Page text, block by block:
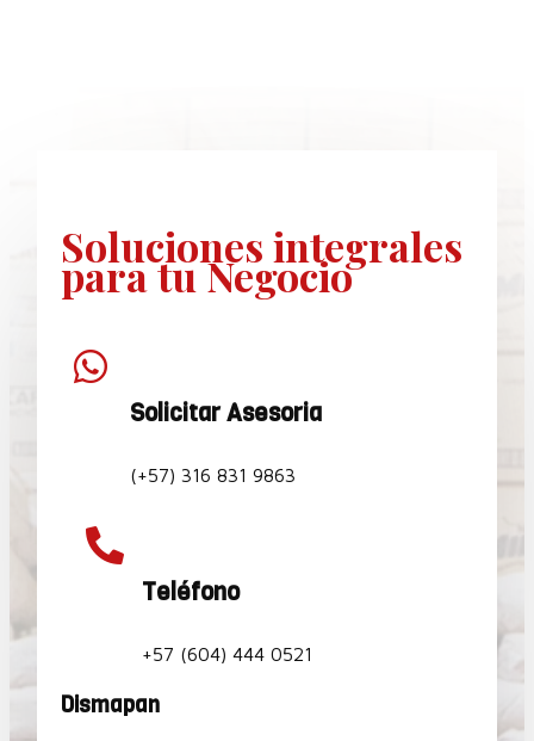
Solucionesintegrales
para tu Negocio

Solicitar Asesoria
(+57) 316 831 9863

Teléfono
+57 (604) 444 0521
Dismapan